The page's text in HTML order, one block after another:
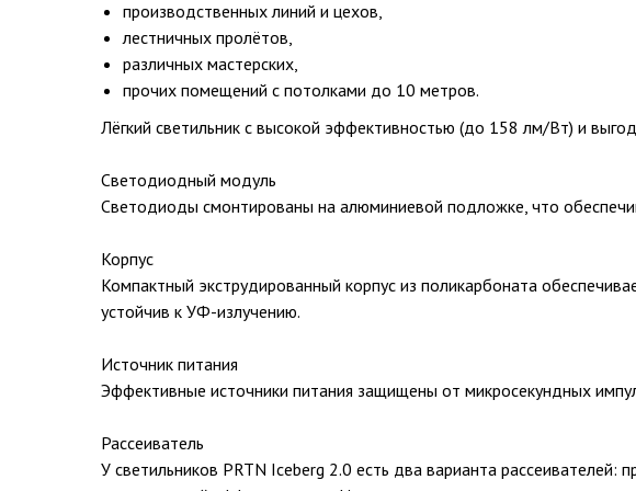
производственных линий и цехов,
лестничных пролётов,
различных мастерских,
прочих помещений с потолками до 10 метров.
Лёгкий светильник с высокой эффективностью (до 158 лм/Вт) и
Светодиодный модуль
Светодиоды смонтированы на алюминиевой подложке, что
Корпус
Компактный экструдированный корпус из поликарбоната
устойчив к УФ-излучению.
Источник питания
Эффективные источники питания защищены от микросекундных
Рассеиватель
У светильников PRTN Iceberg 2.0 есть два варианта рассеивателей: